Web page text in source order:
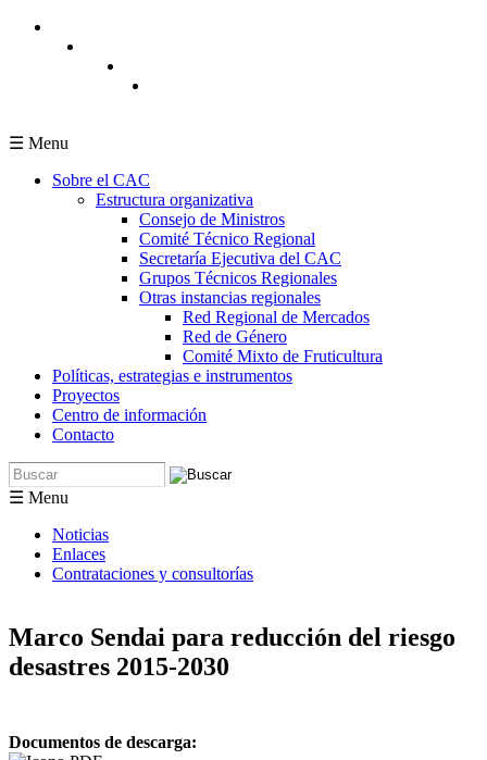
Pasar al contenido principal
☰ Menu
Sobre el CAC
Estructura organizativa
Consejo de Ministros
Comité Técnico Regional
Secretaría Ejecutiva del CAC
Grupos Técnicos Regionales
Otras instancias regionales
Red Regional de Mercados
Red de Género
Comité Mixto de Fruticultura
Políticas, estrategias e instrumentos
Proyectos
Centro de información
Contacto
Formulario de búsqueda
Buscar
☰ Menu
Noticias
Enlaces
Contrataciones y consultorías
Marco Sendai para reducción del riesgo
desastres 2015-2030
Documentos de descarga: